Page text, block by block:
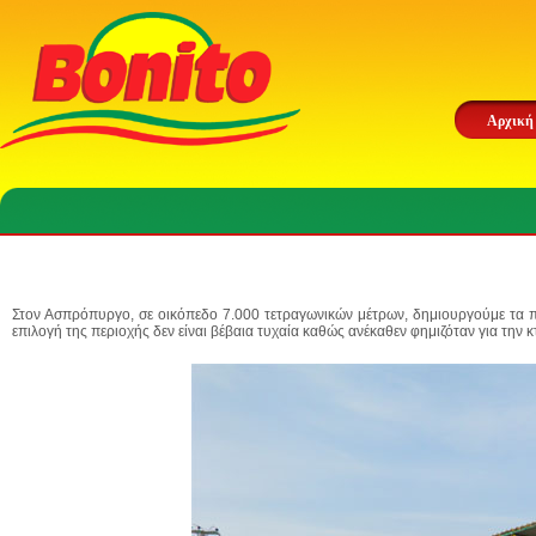
Αρχική
Στον Ασπρόπυργο, σε οικόπεδο 7.000 τετραγωνικών μέτρων, δημιουργούμε τα
επιλογή της περιοχής δεν είναι βέβαια τυχαία καθώς ανέκαθεν φημιζόταν για